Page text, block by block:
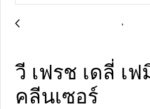
วี เฟรช เดลี่ เ
คลีนเซอร์